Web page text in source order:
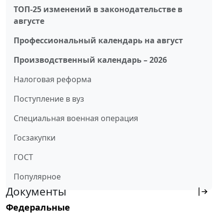
ТОП-25 изменений в законодательстве в
августе
Профессиональный календарь на август
Производственный календарь – 2026
Налоговая реформа
Поступление в вуз
Специальная военная операция
Госзакупки
ГОСТ
Популярное
Документы
Федеральные